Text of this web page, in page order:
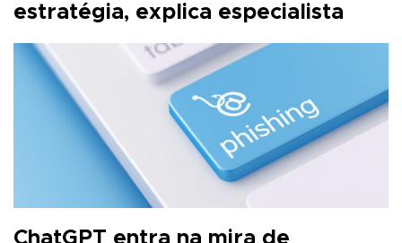
estratégia, explica especialista
ChatGPT entra na mira de